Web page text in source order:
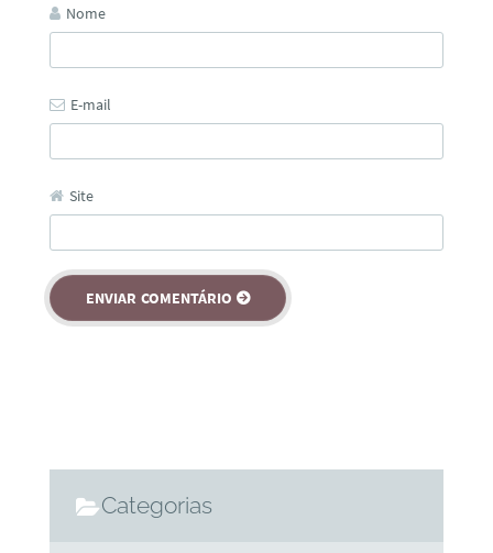
Nome
E-mail
Site
Categorias